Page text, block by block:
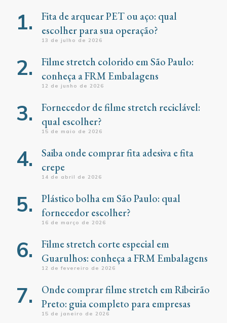
Fita de arquear PET ou aço: qual
escolher para sua operação?
13 de julho de 2026
Filme stretch colorido em São Paulo:
conheça a FRM Embalagens
12 de junho de 2026
Fornecedor de filme stretch reciclável:
qual escolher?
15 de maio de 2026
Saiba onde comprar fita adesiva e fita
crepe
14 de abril de 2026
Plástico bolha em São Paulo: qual
fornecedor escolher?
16 de março de 2026
Filme stretch corte especial em
Guarulhos: conheça a FRM Embalagens
12 de fevereiro de 2026
Onde comprar filme stretch em Ribeirão
Preto: guia completo para empresas
15 de janeiro de 2026